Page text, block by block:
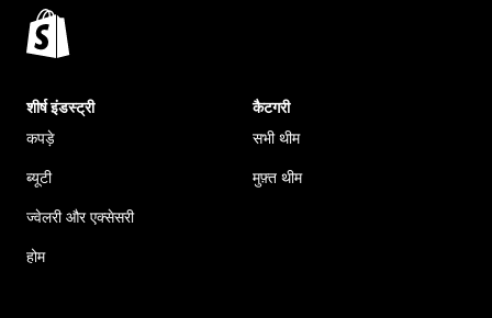
शीर्ष इंडस्ट्री
कपड़े
ब्यूटी
ज्वेलरी और एक्सेसरी
होम
कैटगरी
सभी थीम
मुफ़्त थीम